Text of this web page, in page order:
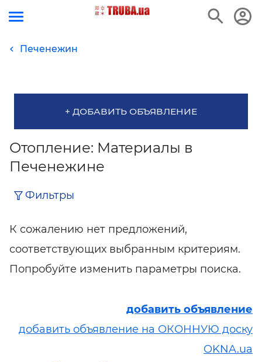
Печенежин
+ ДОБАВИТЬ ОБЪЯВЛЕНИЕ
Отопление: Материалы в
Печенежине
Фильтры
К сожалению нет предложений,
соответствующих выбранным критериям.
Попробуйте изменить параметры поиска.
добавить объявление
добавить объявление на ОКОННУЮ доску
OKNA.ua